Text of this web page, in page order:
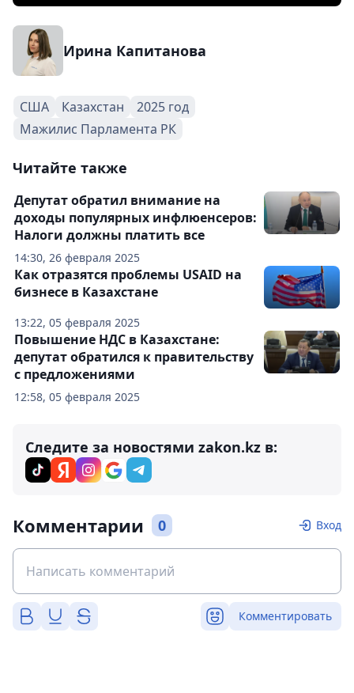
Ирина Капитанова
США Казахстан
2025 год
Мажилис Парламента РК
Читайте также
14:30, 26 февраля 2025
Депутат обратил внимание на
доходы популярных инфлюенсеров:
Налоги должны платить все
13:22, 05 февраля 2025
Как отразятся проблемы USAID на
бизнесе в Казахстане
12:58, 05 февраля 2025
Повышение НДС в Казахстане:
депутат обратился к правительству
с предложениями
Следите за новостями zakon.kz в:
Комментарии 0 Вход
Комментировать